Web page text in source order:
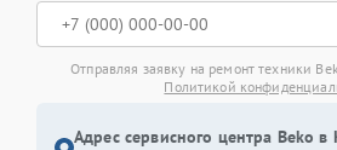
Отправляя заявку на ремонт техники
Политикой
Адрес сервисного центра Beko